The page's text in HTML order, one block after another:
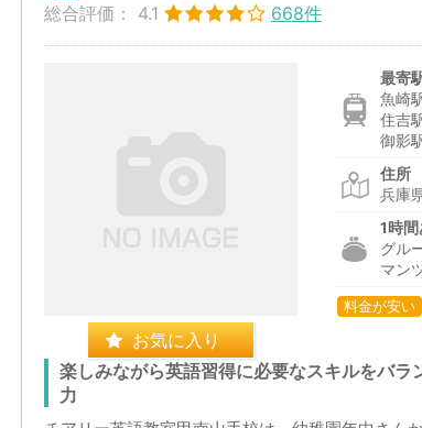
総合評価： 4.1 668件
お気に入り
最寄
魚崎
住吉
御影
住所
兵庫
1時
グル
マン
料金が安い
楽しみながら英語習得に必要なスキルをバ
力